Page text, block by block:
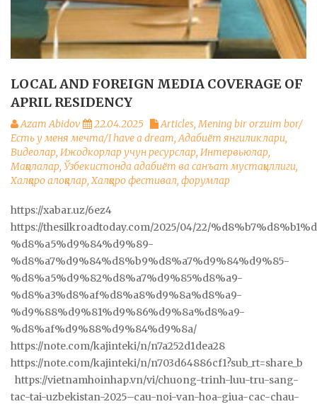
LOCAL AND FOREIGN MEDIA COVERAGE OF
APRIL RESIDENCY
Azam Abidov 22.04.2025 Articles,Mening bir orzuim bor/
Есть у меня мечта/I have a dream,Адабиёт янгиликлари,
Видеолар, Ижодкорлар учун ресурслар, Интервьюлар,
Мақолалар, Ўзбекистонда адабиёт ва санъат мустақиллиги,
Халқаро алоқалар,Халқаро фестивал, форумлар
https://xabar.uz/6ez4
https://thesilkroadtoday.com/2025/04/22/
%d8%a5%d9%84%d9%89-
%d8%a7%d9%84%d8%b9%d8%a7%d9%84%d9%85-
%d8%a5%d9%82%d8%a7%d9%85%d8%a9-
%d8%a3%d8%af%d8%a8%d9%8a%d8%a9-
%d9%88%d9%81%d9%86%d9%8a%d8%a9-
%d8%af%d9%88%d9%84%d9%8a/
https://note.com/kajinteki/n/n7a252d1dea28
https://note.com/kajinteki/n/n703d64886cf1?sub_rt=share_b
https://vietnamhoinhap.vn/vi/chuong-trinh-luu-tru-sang-
tac-tai-uzbekistan-2025–cau-noi-van-hoa-giua-cac-chau-